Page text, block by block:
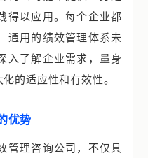
得以应用。每个企业都
通用的绩效管理体系未
入了解企业需求，量身
的适应性和有效性。
优势
管理咨询公司，不仅具